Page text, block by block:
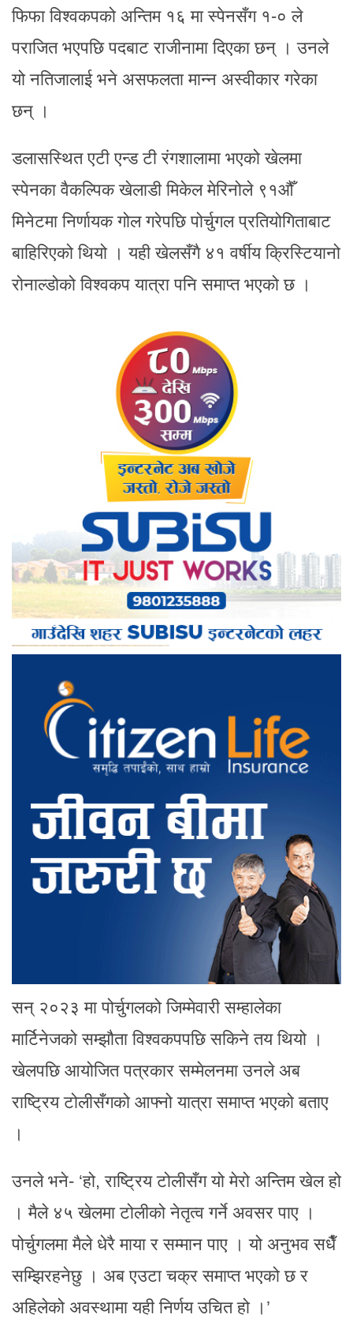
फिफा विश्वकपको अन्तिम १६ मा स्पेनसँग १-० ले
पराजित भएपछि पदबाट राजीनामा दिएका छन् । उनले
यो नतिजालाई भने असफलता मान्न अस्वीकार गरेका
छन् ।
डलासस्थित एटी एन्ड टी रंगशालामा भएको खेलमा
स्पेनका वैकल्पिक खेलाडी मिकेल मेरिनोले ९१औँ
मिनेटमा निर्णायक गोल गरेपछि पोर्चुगल प्रतियोगिताबाट
बाहिरिएको थियो । यही खेलसँगै ४१ वर्षीय क्रिस्टियानो
रोनाल्डोको विश्वकप यात्रा पनि समाप्त भएको छ ।
सन् २०२३ मा पोर्चुगलको जिम्मेवारी सम्हालेका
मार्टिनेजको सम्झौता विश्वकपपछि सकिने तय थियो ।
खेलपछि आयोजित पत्रकार सम्मेलनमा उनले अब
राष्ट्रिय टोलीसँगको आफ्नो यात्रा समाप्त भएको बताए
।
उनले भने- ‘हो, राष्ट्रिय टोलीसँग यो मेरो अन्तिम खेल हो
। मैले ४५ खेलमा टोलीको नेतृत्व गर्ने अवसर पाए ।
पोर्चुगलमा मैले धेरै माया र सम्मान पाए । यो अनुभव सधैँ
सम्झिरहनेछु । अब एउटा चक्र समाप्त भएको छ र
अहिलेको अवस्थामा यही निर्णय उचित हो ।’